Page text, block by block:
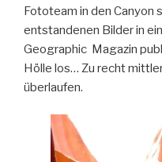
Fototeam in den Canyon
entstandenen Bilder in
Geographic Magazin
Hölle los… Zu recht
überlaufen.